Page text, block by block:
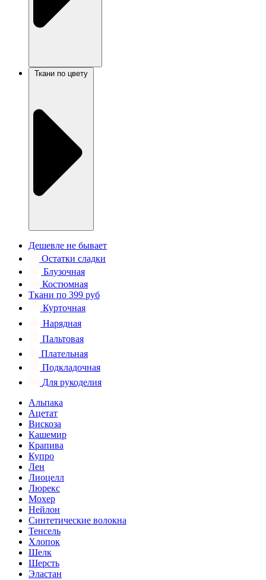
Дешевле не бывает
Остатки сладки
Блузочная
Костюмная
Ткани по 399 руб
Курточная
Нарядная
Пальтовая
Плательная
Подкладочная
Для рукоделия
Альпака
Ацетат
Вискоза
Кашемир
Крапива
Купро
Лен
Лиоцелл
Люрекс
Мохер
Нейлон
Синтетические волокна
Тенсель
Хлопок
Шелк
Шерсть
Эластан